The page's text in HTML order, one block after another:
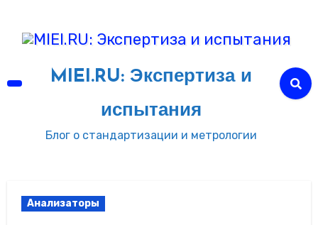
содержимому
MIEI.RU: Экспертиза и
испытания
Блог о стандартизации и метрологии
Анализаторы